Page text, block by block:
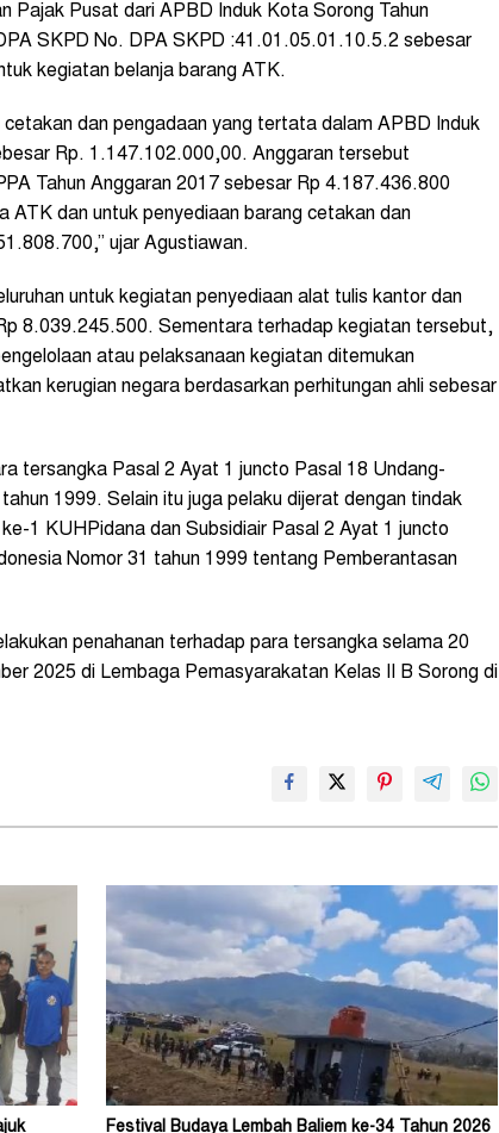
Pajak Pusat dari APBD Induk Kota Sorong Tahun
SKPD No. DPA SKPD :41.01.05.01.10.5.2 sebesar
kegiatan belanja barang ATK.
dan pengadaan yang tertata dalam APBD Induk
Rp. 1.147.102.000,00. Anggaran tersebut
Tahun Anggaran 2017 sebesar Rp 4.187.436.800
ATK dan untuk penyediaan barang cetakan dan
ujar Agustiawan.
untuk kegiatan penyediaan alat tulis kantor dan
8.039.245.500. Sementara terhadap kegiatan tersebut,
atau pelaksanaan kegiatan ditemukan
kerugian negara berdasarkan perhitungan ahli sebesar
tersangka Pasal 2 Ayat 1 juncto Pasal 18 Undang-
1999. Selain itu juga pelaku dijerat dengan tindak
1 KUHPidana dan Subsidiair Pasal 2 Ayat 1 juncto
Nomor 31 tahun 1999 tentang Pemberantasan
penahanan terhadap para tersangka selama 20
2025 di Lembaga Pemasyarakatan Kelas II B Sorong di
Festival Budaya Lembah Baliem ke-34 Tahun 2026